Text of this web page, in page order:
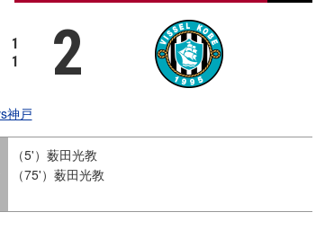
1
1 2
神戸
（5'）薮田光教
（75'）薮田光教